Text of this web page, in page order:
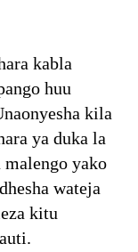
kabla
huu
kila
ya duka la
yako
wateja
kitu